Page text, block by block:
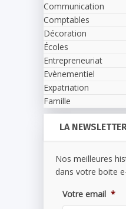
Communication
Comptables
Décoration
Écoles
Entrepreneuriat
Evènementiel
Expatriation
Famille
LA
Nos meilleures
dans votre boite
Votre email *